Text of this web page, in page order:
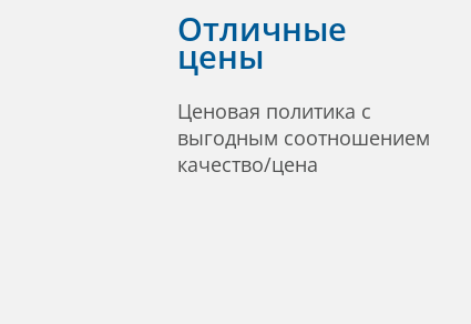
Отличные
цены
Ценовая политика с
выгодным соотношением
качество/цена